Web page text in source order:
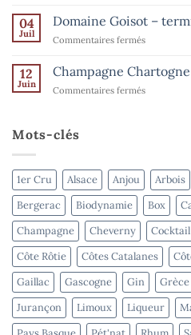
15
août
Bordeaux
Ventes
de
l’été
Spiritueux
04
Juil
Domaine Goisot –
Commentaires ferméssur
Goisot
–
terminé
12
Juin
Champagne
Commentaires ferméssur
Mots-clés
1er Cru Alsace Anjou Arbois
Bergerac
Biodynamie Box
Champagne
Cheverny Cocktail
Côte Rôtie
Côtes Catalanes
Gaillac
Gascogne Gin Grèce
Jurançon
Limoux Liqueur